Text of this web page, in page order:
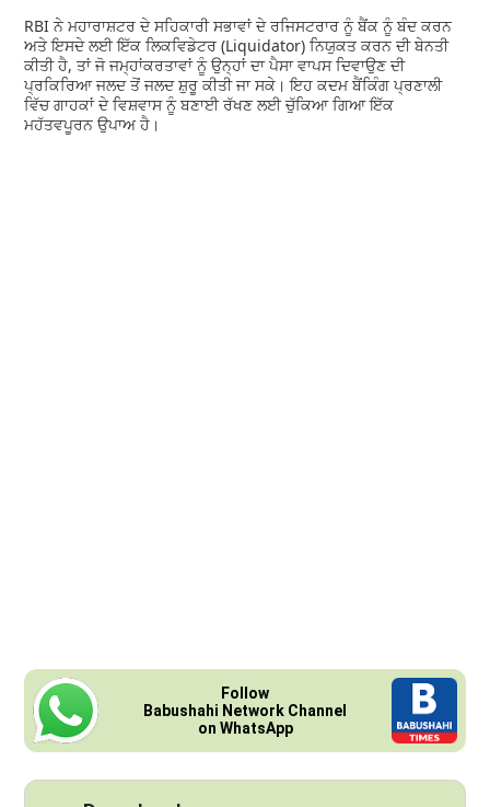
RBI ਨੇ ਮਹਾਰਾਸ਼ਟਰ ਦੇ ਸਹਿਕਾਰੀ ਸਭਾਵਾਂ ਦੇ ਰਜਿਸਟਰਾਰ ਨੂੰ ਬੈਂਕ ਨੂੰ ਬੰਦ ਕਰਨ
ਅਤੇ ਇਸਦੇ ਲਈ ਇੱਕ ਲਿਕਵਿਡੇਟਰ (Liquidator) ਨਿਯੁਕਤ ਕਰਨ ਦੀ ਬੇਨਤੀ
ਕੀਤੀ ਹੈ, ਤਾਂ ਜੋ ਜਮ੍ਹਾਂਕਰਤਾਵਾਂ ਨੂੰ ਉਨ੍ਹਾਂ ਦਾ ਪੈਸਾ ਵਾਪਸ ਦਿਵਾਉਣ ਦੀ
ਪ੍ਰਕਿਰਿਆ ਜਲਦ ਤੋਂ ਜਲਦ ਸ਼ੁਰੂ ਕੀਤੀ ਜਾ ਸਕੇ। ਇਹ ਕਦਮ ਬੈਂਕਿੰਗ ਪ੍ਰਣਾਲੀ
ਵਿੱਚ ਗਾਹਕਾਂ ਦੇ ਵਿਸ਼ਵਾਸ ਨੂੰ ਬਣਾਈ ਰੱਖਣ ਲਈ ਚੁੱਕਿਆ ਗਿਆ ਇੱਕ
ਮਹੱਤਵਪੂਰਨ ਉਪਾਅ ਹੈ।
Follow
Babushahi Network Channel
on WhatsApp